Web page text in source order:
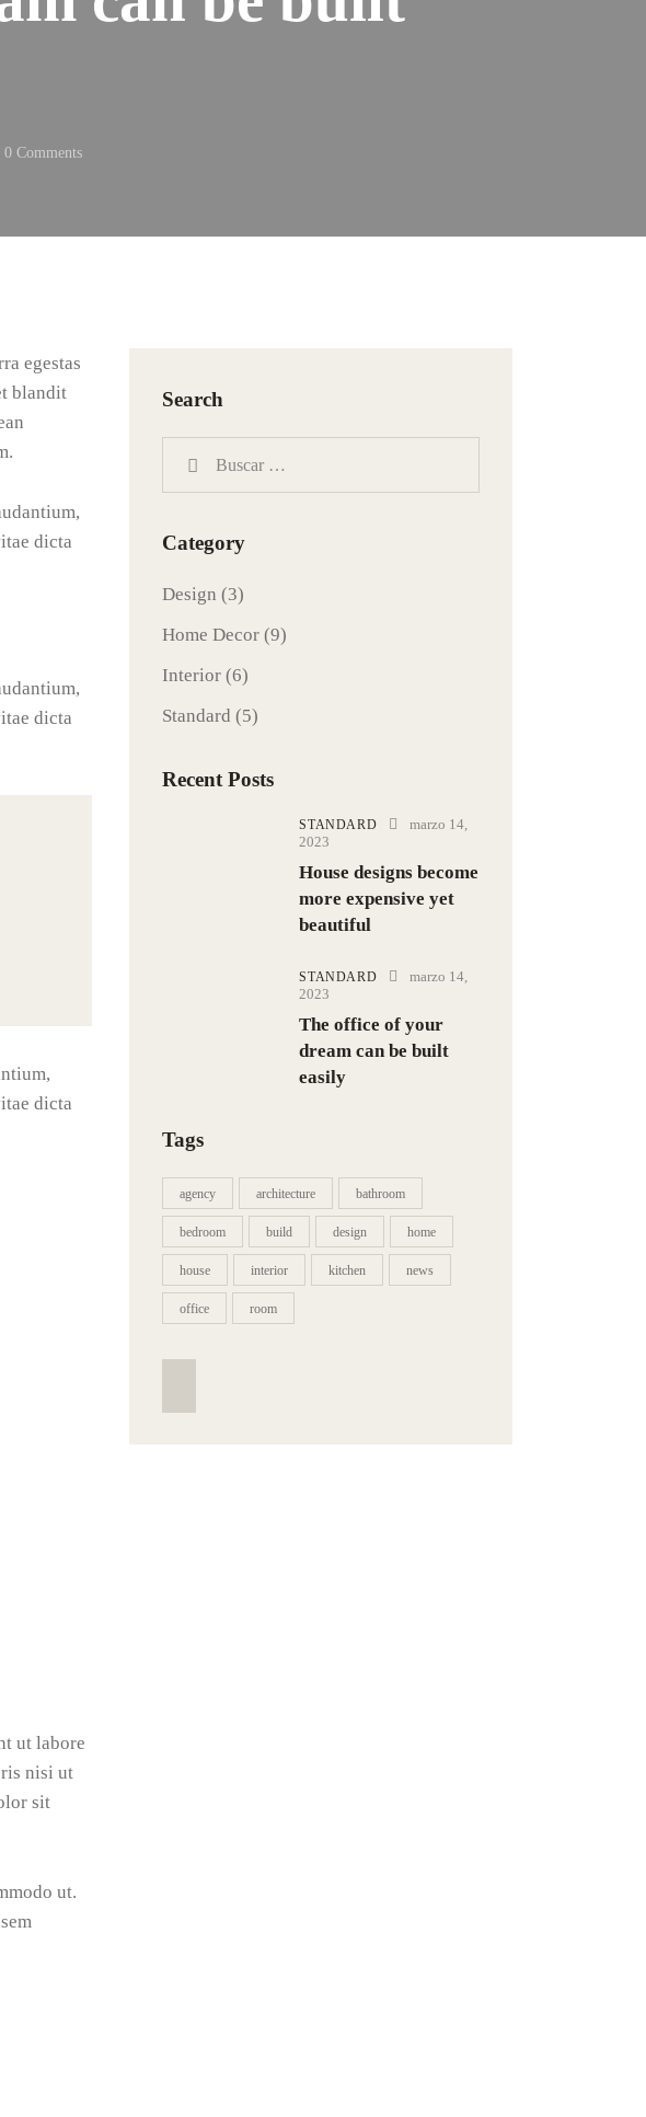
0 Comments
egestas
blandit
dicta
dicta
dicta
ut labore
nisi ut
sit
ut.
Search
Category
Design (3)
Home Decor (9)
Interior (6)
Standard (5)
Recent Posts
STANDARD
marzo 14,
2023
House designs become
more expensive yet
beautiful
STANDARD
marzo 14,
2023
The office of your
dream can be built
easily
Tags
agency architecture bathroom
bedroom build design home
house interior kitchen news
office room